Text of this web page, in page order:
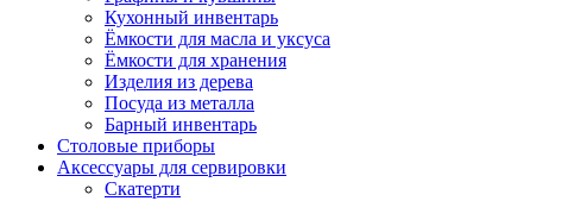
Кухонный инвентарь
Ёмкости для масла и уксуса
Ёмкости для хранения
Изделия из дерева
Посуда из металла
Барный инвентарь
Столовые приборы
Аксессуары для сервировки
Скатерти